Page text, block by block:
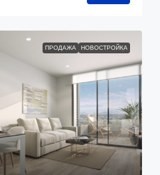
ПРОДАЖА НОВОСТРОЙКА